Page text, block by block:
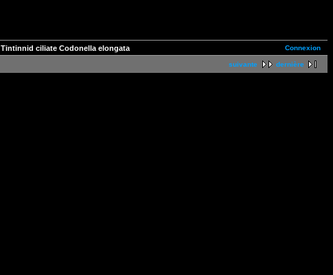
Connexion
Tintinnid ciliate Codonella elongata
suivante dernière